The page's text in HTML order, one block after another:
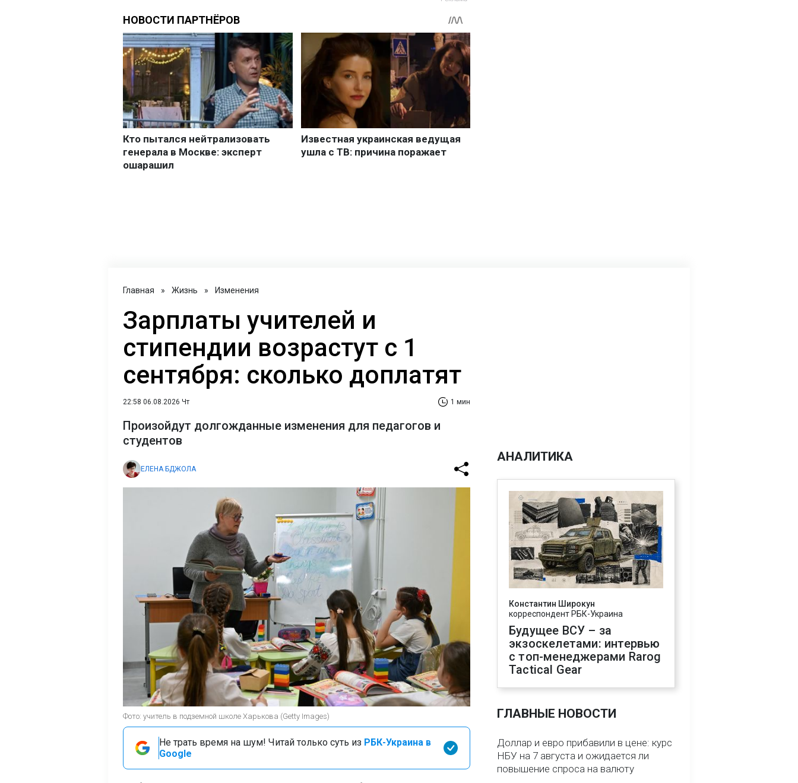
Главная » Жизнь » Изменения
Зарплаты учителей и
стипендии возрастут с 1
сентября: сколько доплатят
22:58 06.08.2026 Чт 1 мин
Произойдут долгожданные изменения для педагогов и
студентов
ЕЛЕНА БДЖОЛА
Фото: учитель в подземной школе Харькова (Getty Images)
Не трать время на шум! Читай только суть из РБК-Украина в
Google
АНАЛИТИКА
Константин Широкун
корреспондент РБК-Украина
Будущее ВСУ – за
экзоскелетами: интервью
с топ-менеджерами Rarog
Tactical Gear
ГЛАВНЫЕ НОВОСТИ
Доллар и евро прибавили в цене: курс
НБУ на 7 августа и ожидается ли
повышение спроса на валюту